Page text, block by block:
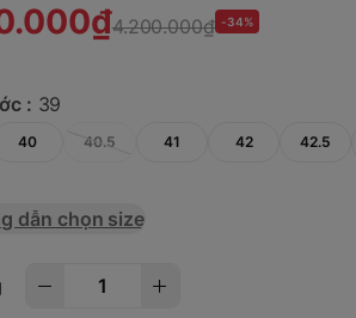
4.200.000₫ -34%
: 39
40 40.5 41 42 42.5
dẫn chọn size